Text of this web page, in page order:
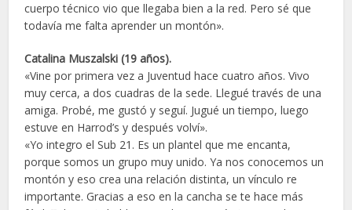
cuerpo técnico vio que llegaba bien a la red. Pero sé que
todavía me falta aprender un montón».
Catalina Muszalski (19 años).
«Vine por primera vez a Juventud hace cuatro años. Vivo
muy cerca, a dos cuadras de la sede. Llegué través de una
amiga. Probé, me gustó y seguí. Jugué un tiempo, luego
estuve en Harrod’s y después volví».
«Yo integro el Sub 21. Es un plantel que me encanta,
porque somos un grupo muy unido. Ya nos conocemos un
montón y eso crea una relación distinta, un vínculo re
importante. Gracias a eso en la cancha se te hace más